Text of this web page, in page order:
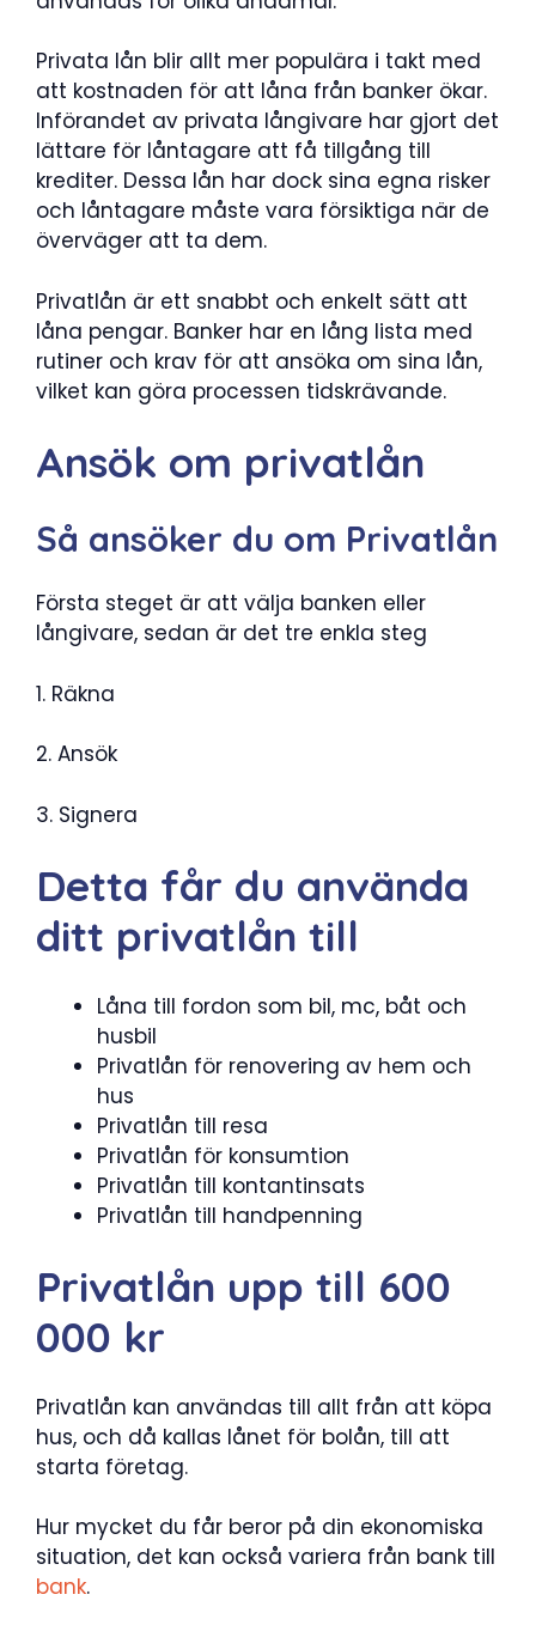
Privata lån blir allt mer populära i takt med
att kostnaden för att låna från banker ökar.
Införandet av privata långivare har gjort det
lättare för låntagare att få tillgång till
krediter. Dessa lån har dock sina egna risker
och låntagare måste vara försiktiga när de
överväger att ta dem.
Privatlån är ett snabbt och enkelt sätt att
låna pengar. Banker har en lång lista med
rutiner och krav för att ansöka om sina lån,
vilket kan göra processen tidskrävande.
Ansök om privatlån
Så ansöker du om Privatlån
Första steget är att välja banken eller
långivare, sedan är det tre enkla steg
1. Räkna
2. Ansök
3. Signera
Detta får du använda
ditt privatlån till
Låna till fordon som bil, mc, båt och
husbil
Privatlån för renovering av hem och
hus
Privatlån till resa
Privatlån för konsumtion
Privatlån till kontantinsats
Privatlån till handpenning
Privatlån upp till 600
000 kr
Privatlån kan användas till allt från att köpa
hus, och då kallas lånet för bolån, till att
starta företag.
Hur mycket du får beror på din ekonomiska
situation, det kan också variera från bank till
bank.